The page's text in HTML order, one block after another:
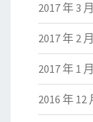
2017 年 3 月
2017 年 2 月
2017 年 1 月
2016 年 12